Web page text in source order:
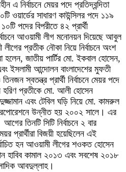
নির্বাচনে মেয়র পদে প্রতিদ্বন্দিতা
ওয়ার্ডের সাধারণ কাউন্সিলর পদে ১১৯
পদের বিপরীতে ৪২ প্রার্থী
আওয়ামী লীগ মনোনয়ন দিয়েছে আবুল
প্রতীক নৌকা নিয়ে নির্বাচনে অংশ
হলেন, জাতীয় পার্টির মো. ইকবাল হোসেন,
ইসলামী আন্দোলন বাংলাদেশের মুফতী
স্বতন্ত্র প্রার্থী নির্বাচনে মেয়র পদে
হরিণ প্রতীকে মো. আলী হোসেন
এবং টেবিল ঘড়ি নিয়ে মো. কামরুল
উন্নীত হয় ২০০২ সালে। এর
তিনটি সিটি নির্বাচনে ২ বার
প্রার্থীরা বিজয়ী হয়েছিলেন এই
হন আওয়ামী লীগের শওকত হোসেন
হাবিব কামাল ২০১৩ এবং সবশেষ ২০১৮
আবদুল্লাহ।